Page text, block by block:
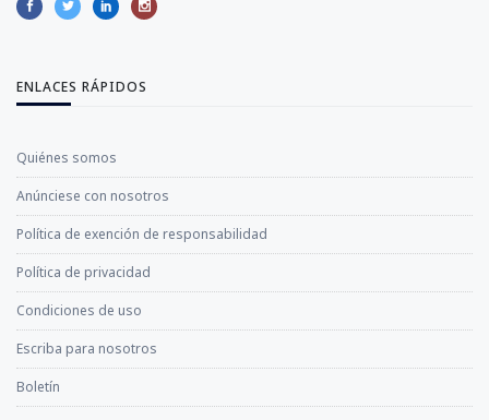
ENLACES RÁPIDOS
Quiénes somos
Anúnciese con nosotros
Política de exención de responsabilidad
Política de privacidad
Condiciones de uso
Escriba para nosotros
Boletín